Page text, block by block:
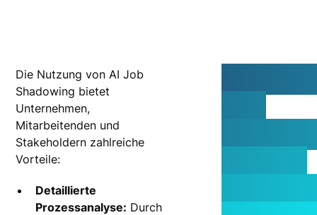
Die Nutzung von AI Job
Shadowing bietet
Unternehmen,
Mitarbeitenden und
Stakeholdern zahlreiche
Vorteile:
Detaillierte
Prozessanalyse: Durch